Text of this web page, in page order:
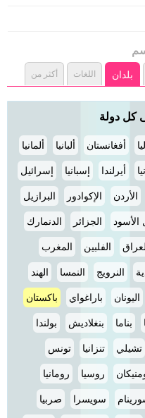
بلدان اللغات أكثر من
كل دولة
أفغانستان ألبانيا ألمانيا
أيرلندا إسبانيا إسرائيل
الأردن الإكوادور البرازيل
الأسود الجزائر الدنمارك
الفلبين المغرب
النرويج النمسا الهند
اليونان باراغواي باكستان
بناما بنغلاديش بولندا
تشيلي تنزانيا تونس
روسيا رومانيا
سويسرا صربيا